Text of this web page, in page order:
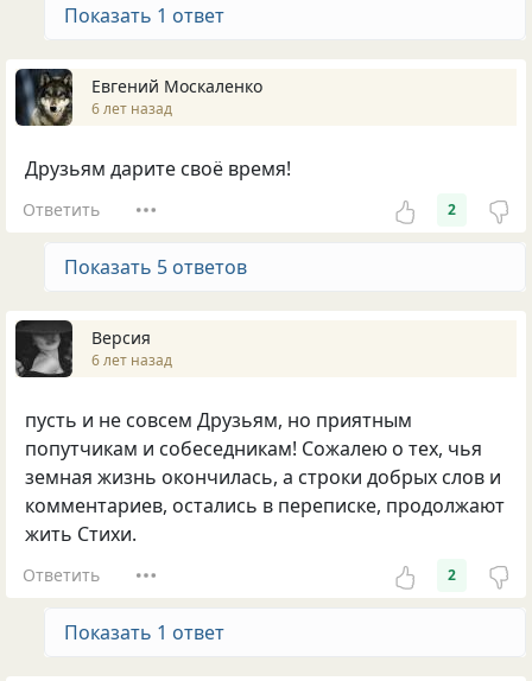
Показать 1 ответ
Евгений Москаленко
6 лет назад
Друзьям дарите своё время!
Ответить 2
Показать 5 ответов
Версия
6 лет назад
пусть и не совсем Друзьям, но приятным
попутчикам и собеседникам! Сожалею о тех, чья
земная жизнь окончилась, а строки добрых слов и
комментариев, остались в переписке, продолжают
жить Стихи.
Ответить 2
Показать 1 ответ